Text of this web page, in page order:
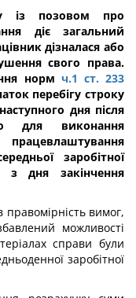
із позовом про
діє загальний
дізналася або
свого права.
норм ч.1 ст. 233
перебігу строку
дня після
для виконання
заробітної
з дня закінчення
вимог,
можливості
справи були
заробітної